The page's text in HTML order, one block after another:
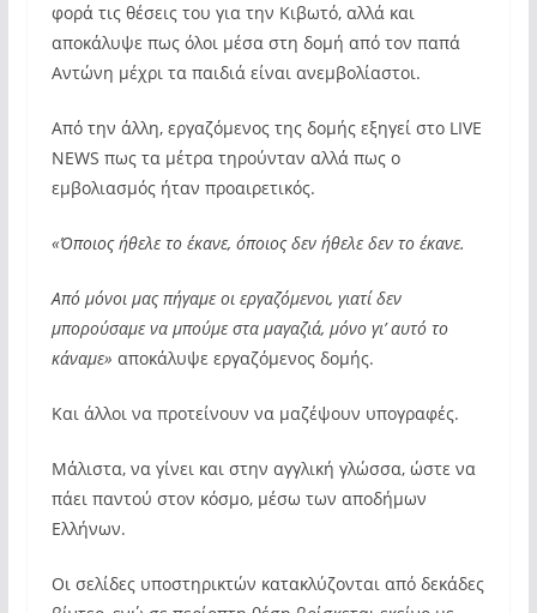
φορά τις θέσεις του για την Κιβωτό, αλλά και
αποκάλυψε πως όλοι μέσα στη δομή από τον παπά
Αντώνη μέχρι τα παιδιά είναι ανεμβολίαστοι.
Από την άλλη, εργαζόμενος της δομής εξηγεί στο LIVE
NEWS πως τα μέτρα τηρούνταν αλλά πως ο
εμβολιασμός ήταν προαιρετικός.
«Όποιος ήθελε το έκανε, όποιος δεν ήθελε δεν το έκανε.
Από μόνοι μας πήγαμε οι εργαζόμενοι, γιατί δεν
μπορούσαμε να μπούμε στα μαγαζιά, μόνο γι’ αυτό το
κάναμε» αποκάλυψε εργαζόμενος δομής.
Και άλλοι να προτείνουν να μαζέψουν υπογραφές.
Μάλιστα, να γίνει και στην αγγλική γλώσσα, ώστε να
πάει παντού στον κόσμο, μέσω των αποδήμων
Ελλήνων.
Οι σελίδες υποστηρικτών κατακλύζονται από δεκάδες